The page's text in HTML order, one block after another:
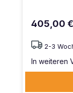
405,00 €
2-3
In weiteren